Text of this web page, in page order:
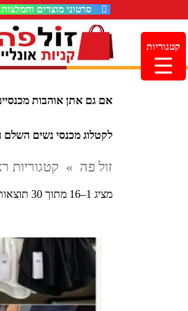
סרטוני מוצרים והמלצות
אם גם אתן אוהבות
לקטלוג מכנסי נשים השלם
זול פה » קטגוריות
מציג 1–16 מתוך 30 תוצאות
קטגוריות